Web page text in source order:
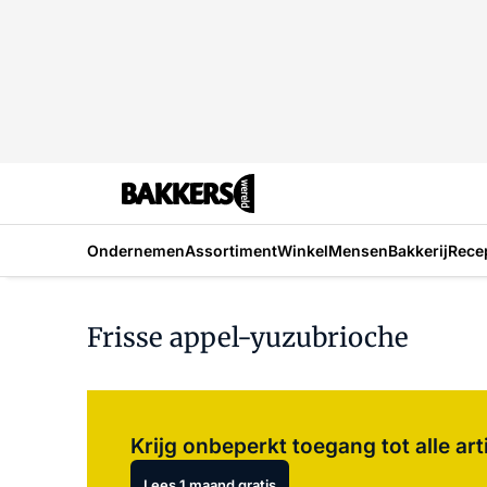
OndernemenAssortimentWinkelMensenBakkerij
Frisse appel-yuzubrioche
Krijg onbeperkt toegang tot alle